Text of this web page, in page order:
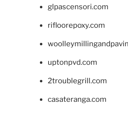
glpascensori.com
rifloorepoxy.com
uptonpvd.com
2troublegrill.com
casateranga.com